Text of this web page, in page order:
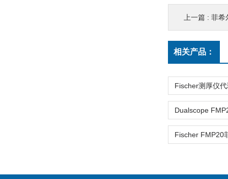
上一篇 : 菲希
相关产品：